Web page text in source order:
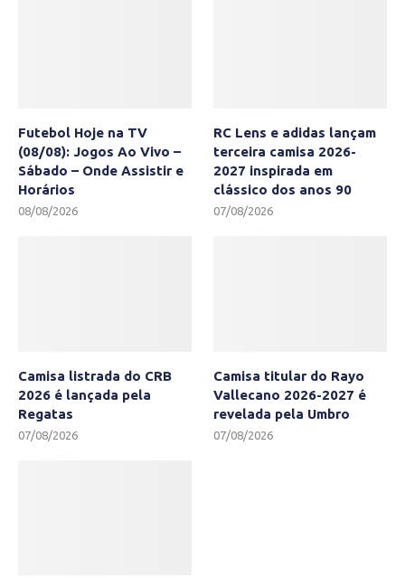
Futebol Hoje na TV
(08/08): Jogos Ao Vivo –
Sábado – Onde Assistir e
Horários
08/08/2026
RC Lens e adidas lançam
terceira camisa 2026-
2027 inspirada em
clássico dos anos 90
07/08/2026
Camisa listrada do CRB
2026 é lançada pela
Regatas
07/08/2026
Camisa titular do Rayo
Vallecano 2026-2027 é
revelada pela Umbro
07/08/2026